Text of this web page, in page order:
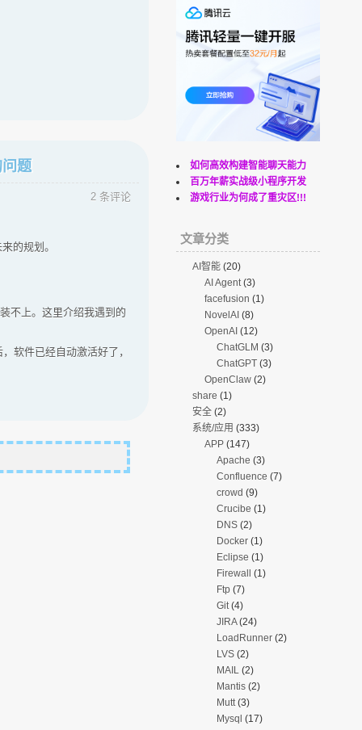
题
2 条评论
的规划。
不上。这里介绍我遇到的
软件已经自动激活好了，
如何高效构建智能聊天能力
百万年薪实战级小程序开发
游戏行业为何成了重灾区!!!
文章分类
AI智能(20)
AI Agent(3)
facefusion (1)
NovelAI(8)
OpenAI(12)
ChatGLM (3)
ChatGPT(3)
OpenClaw(2)
share (1)
安全(2)
系统/应用 (333)
APP(147)
Apache (3)
Confluence (7)
crowd (9)
Crucibe (1)
DNS(2)
Docker(1)
Eclipse (1)
Firewall (1)
Ftp(7)
Git(4)
JIRA(24)
LoadRunner(2)
LVS(2)
MAIL (2)
Mantis(2)
Mutt(3)
Mysql (17)